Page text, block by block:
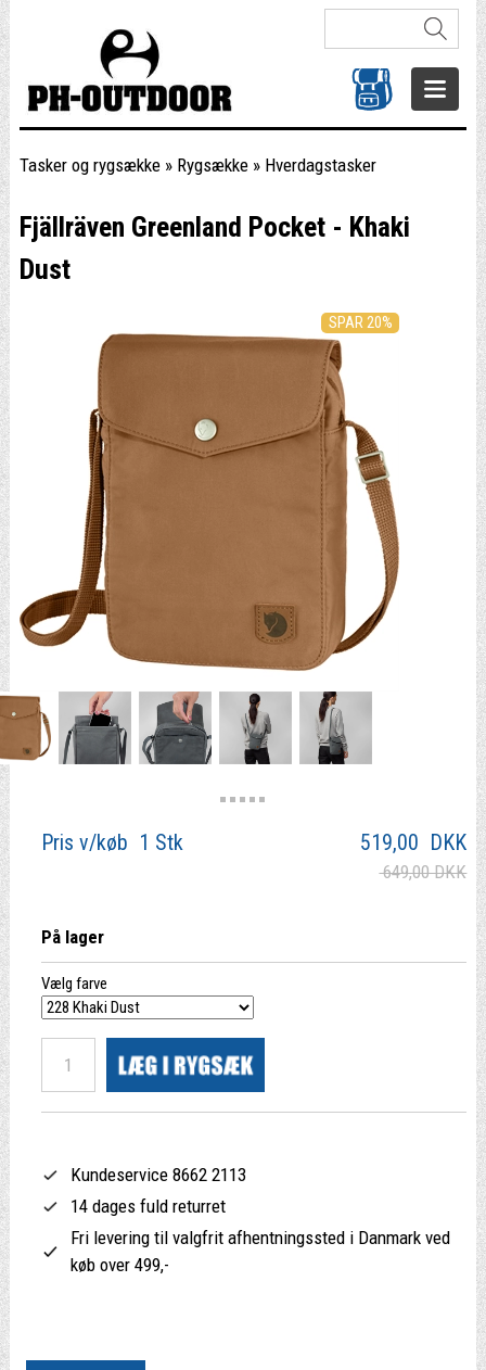
Tasker og rygsække» Rygsække» Hverdagstasker
Fjällräven Greenland Pocket - Khaki
Dust
SPAR 20%
Pris v/køb 1 Stk 519,00 DKK
649,00 DKK
På lager
Vælg farve
Kundeservice 8662 2113
14 dages fuld returret
Fri levering til valgfrit afhentningssted i Danmark ved
køb over 499,-